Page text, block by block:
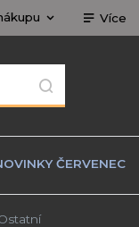
Více
ČERVENEC